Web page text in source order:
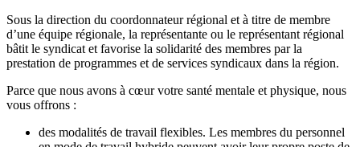
Sous la direction du coordonnateur régional et à titre de membre
d’une équipe régionale, la représentante ou le représentant régional
bâtit le syndicat et favorise la solidarité des membres par la
prestation de programmes et de services syndicaux dans la région.
Parce que nous avons à cœur votre santé mentale et physique, nous
vous offrons :
des modalités de travail flexibles. Les membres du personnel